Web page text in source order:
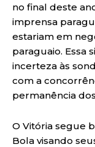
no final deste
imprensa
estariam em
paraguaio. Essa
incerteza às
com a
permanência
O Vitória segue
Bola visando